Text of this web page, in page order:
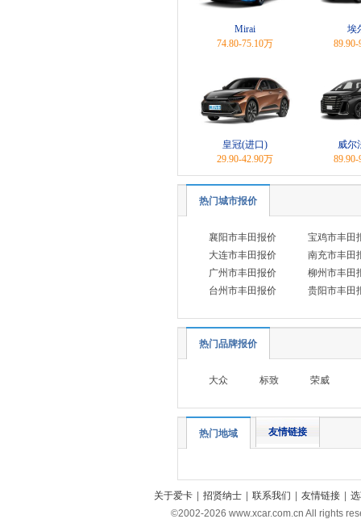
Mirai
74.80-75.10万
埃
89.90-
皇冠(进口)
29.90-42.90万
威尔
89.90-
热门城市报价
襄阳市丰田报价
宝鸡市丰田
大连市丰田报价
南充市丰田
广州市丰田报价
柳州市丰田
台州市丰田报价
贵阳市丰田
热门品牌报价
大众 标致 荣威
热门地域 友情链接
关于爱卡 招贤纳士 联系我们 友情链接
©2002-2026 www.xcar.com.cn All rights